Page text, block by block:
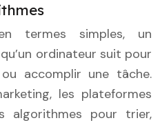
termes simples, un
ordinateur suit pour
accomplir une tâche.
les plateformes
algorithmes pour trier,